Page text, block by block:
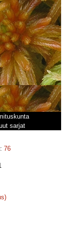
sarjat
76